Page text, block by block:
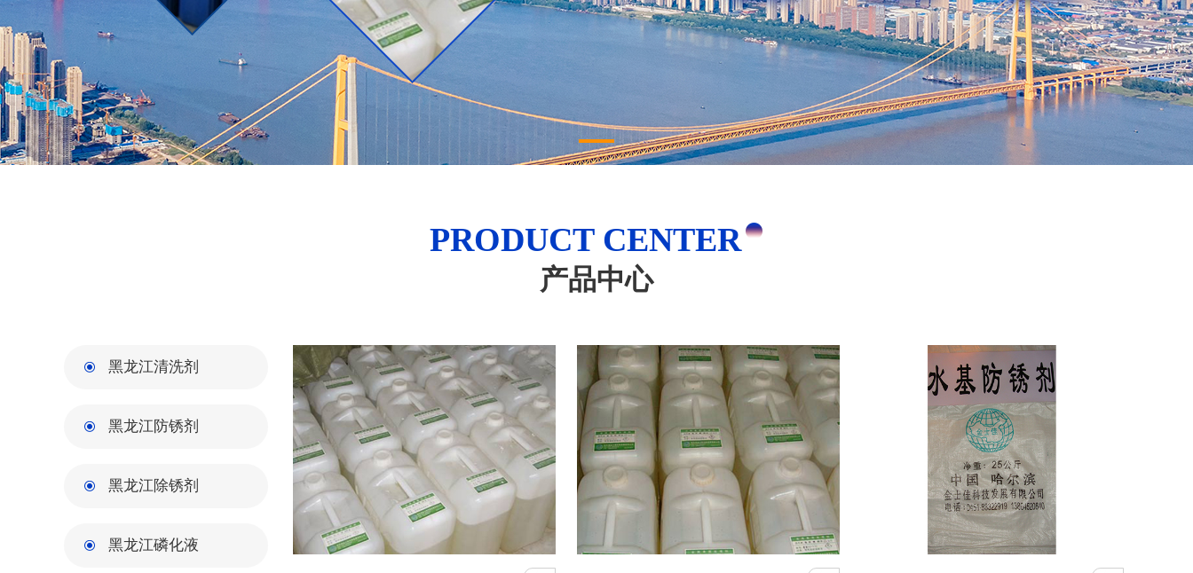
PRODUCT CENTER
产品中心
黑龙江清洗剂
黑龙江防锈剂
黑龙江除锈剂
黑龙江磷化液